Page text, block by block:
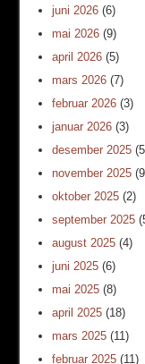
juni 2026 (6)
mai 2026 (9)
april 2026 (5)
mars 2026 (7)
februar 2026 (3)
januar 2026 (3)
desember 2025
november 2025
oktober 2025 (2)
september 2025
august 2025 (4)
juni 2025 (6)
mai 2025 (8)
april 2025 (18)
mars 2025 (11)
februar 2025 (11)